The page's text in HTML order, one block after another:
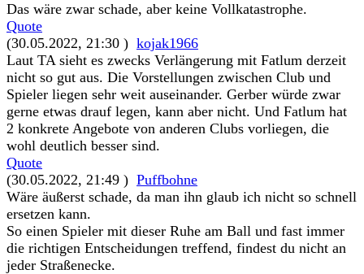
Das wäre zwar schade, aber keine Vollkatastrophe.
Quote
(30.05.2022, 21:30 ) kojak1966
Laut TA sieht es zwecks Verlängerung mit Fatlum derzeit
nicht so gut aus. Die Vorstellungen zwischen Club und
Spieler liegen sehr weit auseinander. Gerber würde zwar
gerne etwas drauf legen, kann aber nicht. Und Fatlum hat
2 konkrete Angebote von anderen Clubs vorliegen, die
wohl deutlich besser sind.
Quote
(30.05.2022, 21:49 ) Puffbohne
Wäre äußerst schade, da man ihn glaub ich nicht so schnell
ersetzen kann.
So einen Spieler mit dieser Ruhe am Ball und fast immer
die richtigen Entscheidungen treffend, findest du nicht an
jeder Straßenecke.